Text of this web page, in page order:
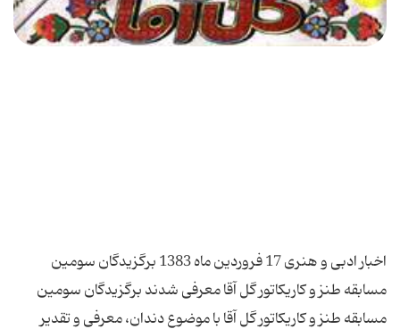
اخبار ادبی و هنری 17 فروردین ماه 1383 برگزیدگان سومین
مسابقه طنز و كاریكاتور گل آقا معرفی شدند برگزیدگان سومین
مسابقه طنز و كاریكاتور گل آقا با موضوع دندان، معرفی و تقدیر